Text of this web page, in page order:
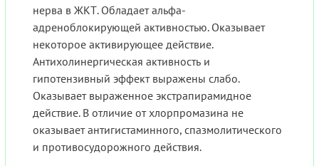
нерва в ЖКТ. Обладает альфа-
адреноблокирующей активностью. Оказывает
некоторое активирующее действие.
Антихолинергическая активность и
гипотензивный эффект выражены слабо.
Оказывает выраженное экстрапирамидное
действие. В отличие от хлорпромазина не
оказывает антигистаминного, спазмолитического
и противосудорожного действия.